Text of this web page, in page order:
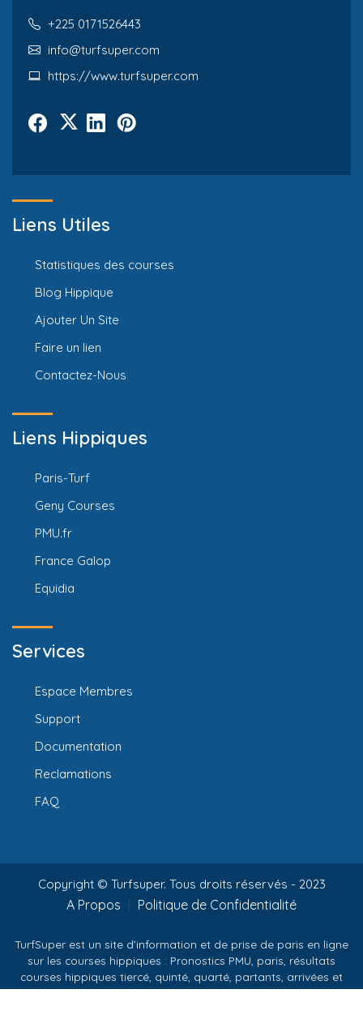
+225 0171526443
info@turfsuper.com
https://www.turfsuper.com
Liens Utiles
Statistiques des courses
Blog Hippique
Ajouter Un Site
Faire un lien
Contactez-Nous
Liens Hippiques
Paris-Turf
Geny Courses
PMU.fr
France Galop
Equidia
Services
Espace Membres
Support
Documentation
Reclamations
FAQ
Copyright © Turfsuper. Tous droits réservés - 2023
A Propos Politique de Confidentialité
TurfSuper est un site d’information et de prise de paris en ligne
sur les courses hippiques : Pronostics PMU, paris, résultats
courses hippiques tiercé, quinté, quarté, partants, arrivées et
rapports.